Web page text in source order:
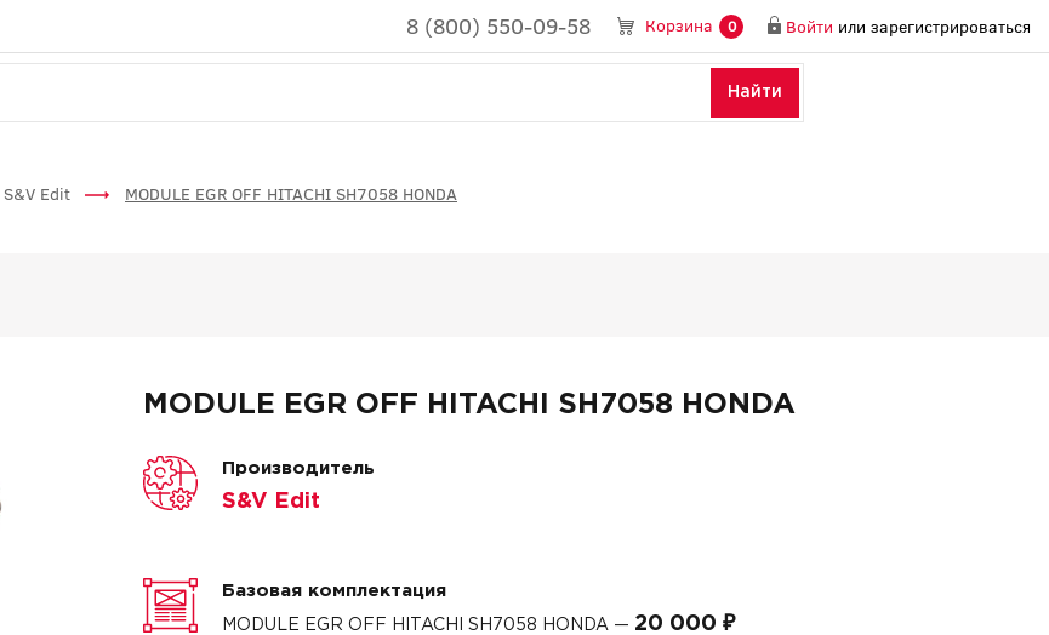
8 (800) 550-09-58 Корзина 0 Войти или зарегистрироваться
Найти
S&V Edit MODULE EGR OFF HITACHI SH7058 HONDA
MODULE EGR OFF HITACHI SH7058 HONDA
Производитель
S&V Edit
Базовая комплектация
MODULE EGR OFF HITACHI SH7058 HONDA — 20 000 ₽